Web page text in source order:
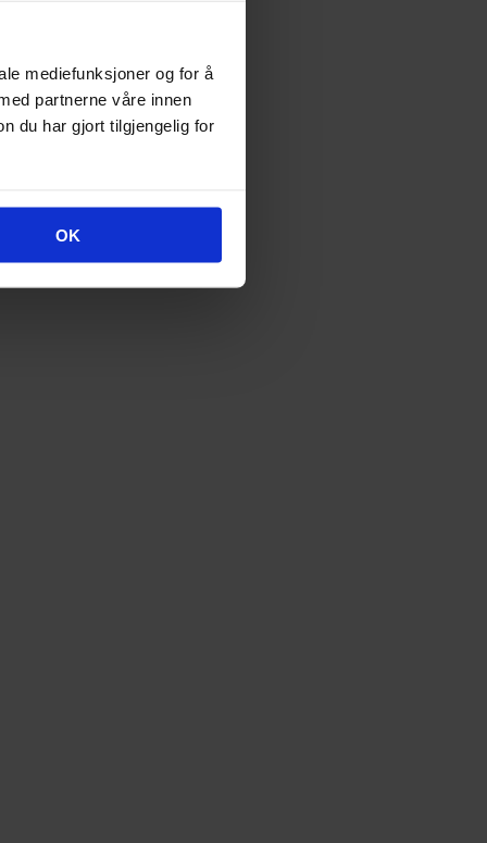
mediefunksjoner og for å
partnerne våre innen
du har gjort tilgjengelig for
OK